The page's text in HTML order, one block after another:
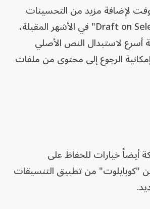
لإضافة مزيد من التحسينات
على ميزة "Draft on Selection" في الأشهر المقبلة،
أسرع لاستبدال النص الأصلي
الرجوع إلى محتوى من ملفات
خيارات للحفاظ على
"كوبايلوت" من تطبيق التنسيقات